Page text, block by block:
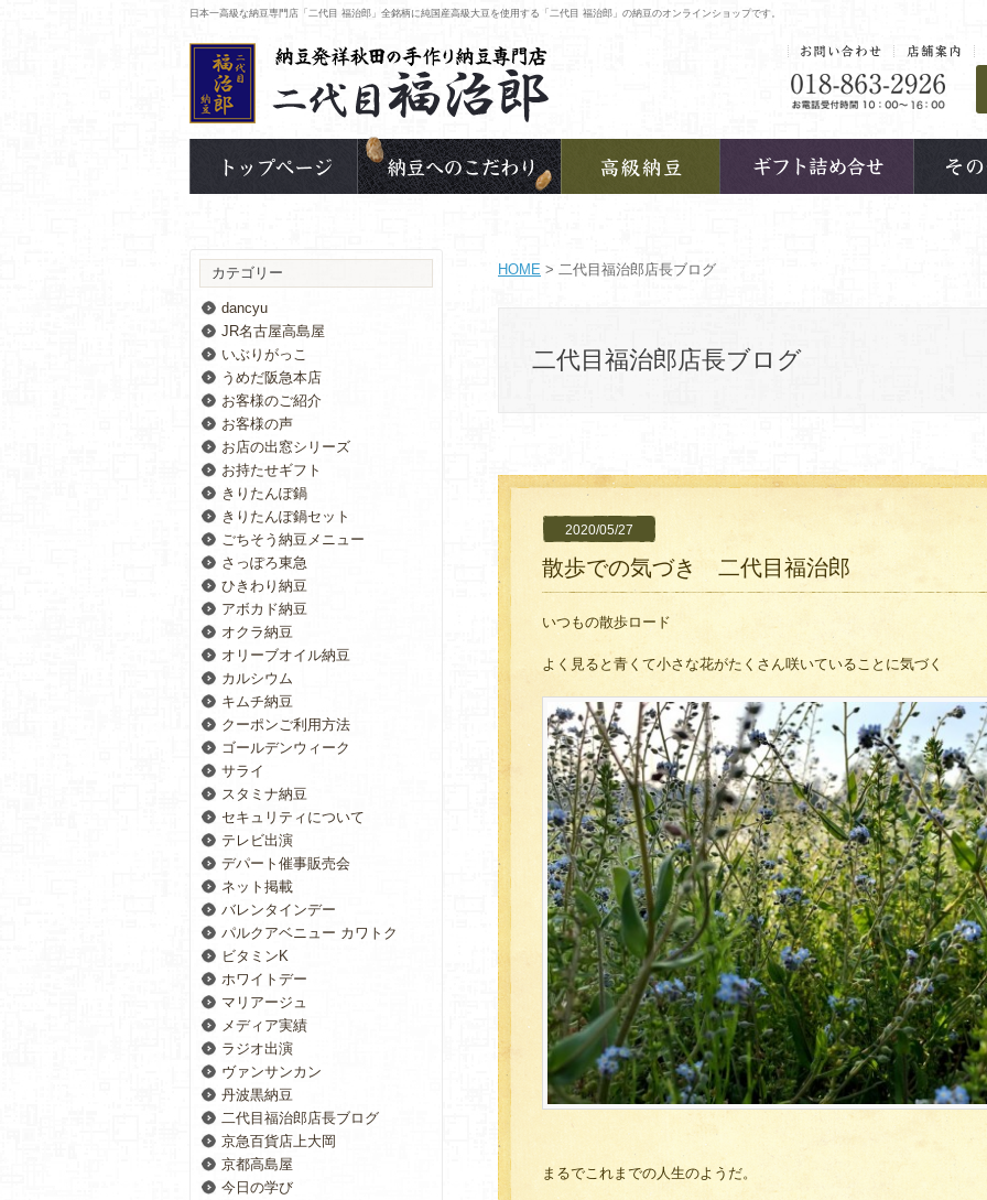
日本一高級な納豆専門店「二代目 福治郎」全銘柄に純国産高級大豆を使用する「二代目 福治郎」の納豆のオンラインショップです。
HOME > 二代目福治郎店長ブログ
二代目福治郎店長ブログ
2020/05/27
散歩での気づき 二代目福治郎
いつもの散歩ロード
よく見ると青くて小さな花がたくさん咲いていることに気づく
まるでこれまでの人生のようだ。
カテゴリー
dancyu
JR名古屋高島屋
いぶりがっこ
うめだ阪急本店
お客様のご紹介
お客様の声
お店の出窓シリーズ
お持たせギフト
きりたんぽ鍋
きりたんぽ鍋セット
ごちそう納豆メニュー
さっぽろ東急
ひきわり納豆
アボカド納豆
オクラ納豆
オリーブオイル納豆
カルシウム
キムチ納豆
クーポンご利用方法
ゴールデンウィーク
サライ
スタミナ納豆
セキュリティについて
テレビ出演
デパート催事販売会
ネット掲載
バレンタインデー
パルクアベニュー カワトク
ビタミンK
ホワイトデー
マリアージュ
メディア実績
ラジオ出演
ヴァンサンカン
丹波黒納豆
二代目福治郎店長ブログ
京急百貨店上大岡
京都高島屋
今日の学び